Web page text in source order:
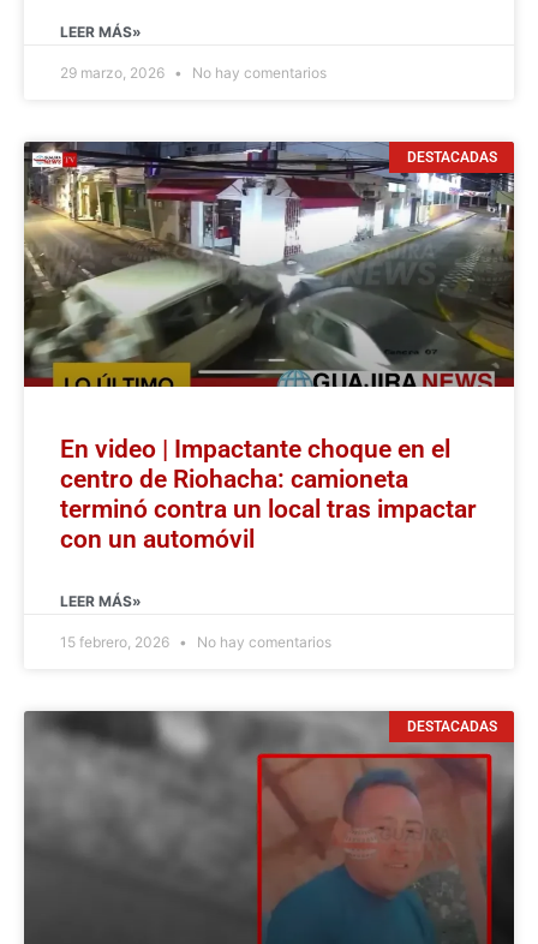
LEER MÁS»
29 marzo, 2026 No hay comentarios
DESTACADAS
En video | Impactante choque en el
centro de Riohacha: camioneta
terminó contra un local tras impactar
con un automóvil
LEER MÁS»
15 febrero, 2026 No hay comentarios
DESTACADAS